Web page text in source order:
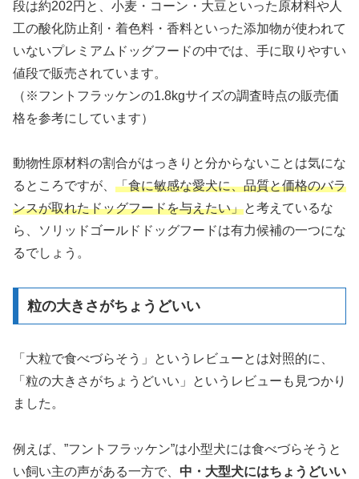
段は約202円と、小麦・コーン・大豆といった原材料や人
工の酸化防止剤・着色料・香料といった添加物が使われて
いないプレミアムドッグフードの中では、手に取りやすい
値段で販売されています。
（※フントフラッケンの1.8kgサイズの調査時点の販売価
格を参考にしています）
動物性原材料の割合がはっきりと分からないことは気にな
るところですが、 「食に敏感な愛犬に、品質と価格のバラ
ンスが取れたドッグフードを与えたい」と考えているな
ら、ソリッドゴールドドッグフードは有力候補の一つにな
るでしょう。
粒の大きさがちょうどいい
「大粒で食べづらそう」というレビューとは対照的に、
「粒の大きさがちょうどいい」というレビューも見つかり
ました。
例えば、”フントフラッケン”は小型犬には食べづらそうと
い飼い主の声がある一方で、 中・大型犬にはちょうどいい